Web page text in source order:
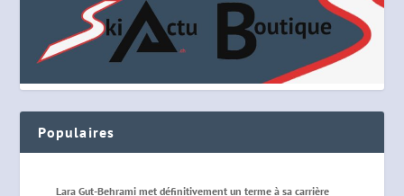
Populaires
Lara Gut-Behrami met définitivement un terme à sa carrière